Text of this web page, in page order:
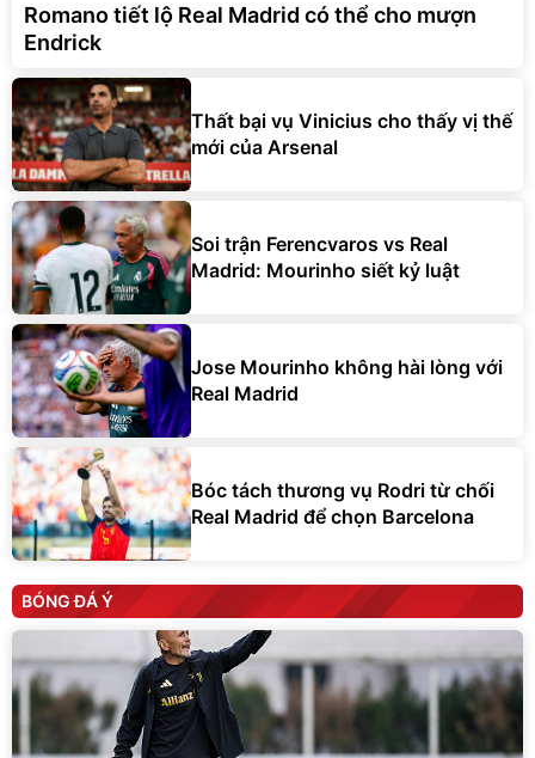
Romano tiết lộ Real Madrid có thể cho mượn
Endrick
Thất bại vụ Vinicius cho thấy vị thế
mới của Arsenal
Soi trận Ferencvaros vs Real
Madrid: Mourinho siết kỷ luật
Jose Mourinho không hài lòng với
Real Madrid
Bóc tách thương vụ Rodri từ chối
Real Madrid để chọn Barcelona
BÓNG ĐÁ Ý